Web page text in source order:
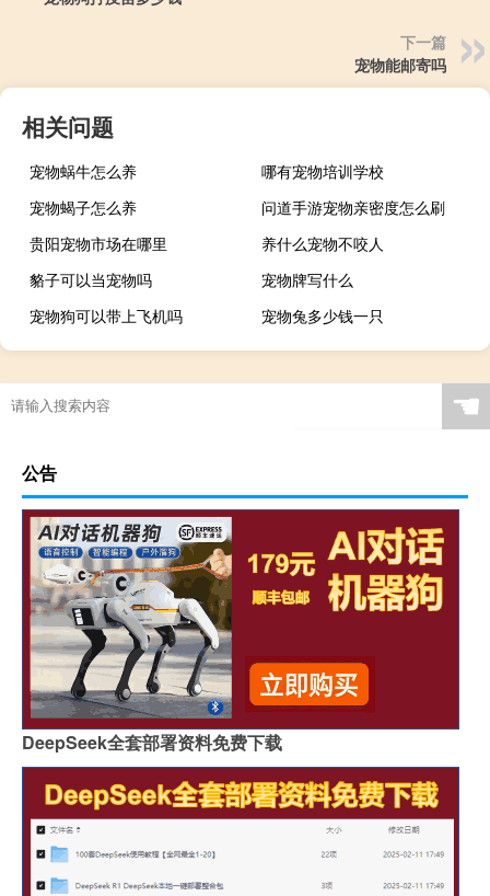
下一篇
宠物能邮寄吗
相关问题
宠物蜗牛怎么养
哪有宠物培训学校
宠物蝎子怎么养
问道手游宠物亲密度怎么刷
贵阳宠物市场在哪里
养什么宠物不咬人
貉子可以当宠物吗
宠物牌写什么
宠物狗可以带上飞机吗
宠物兔多少钱一只
☚
公告
DeepSeek全套部署资料免费下载